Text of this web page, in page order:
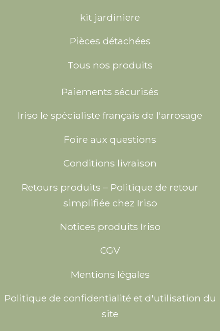
kit jardiniere
Pièces détachées
Tous nos produits
Paiements sécurisés
Iriso le spécialiste français de l'arrosage
Foire aux questions
Conditions livraison
Retours produits – Politique de retour
simplifiée chez Iriso
Notices produits Iriso
CGV
Mentions légales
Politique de confidentialité et d'utilisation du
site